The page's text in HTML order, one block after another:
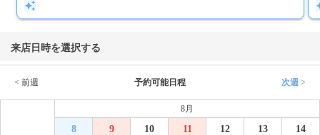
来店日時を選択する
< 前週 予約可能日程 次週 >
8月
8 9 10 11 12 13 14